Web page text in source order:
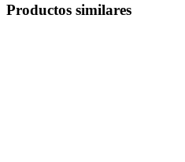
Productos similares